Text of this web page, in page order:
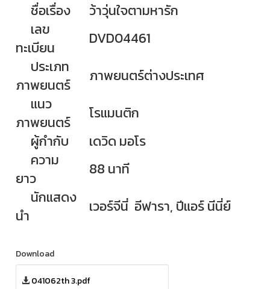
ชื่อเรื่อง
ว้าวุ่นใจตามหารัก
เลข
ทะเบียน
DVD04461
ประเภท
ภาพยนตร์
ภาพยนตร์ต่างประเทศ
แนว
ภาพยนตร์
โรแมนติก
ผู้กำกับ
เดวิด มอโร
ความ
ยาว
88 นาที
นักแสดง
นำ
เวอร์จีนี่ อีฟารา, ปีแอร์ นีนี่ย์
Download
041062th 3.pdf